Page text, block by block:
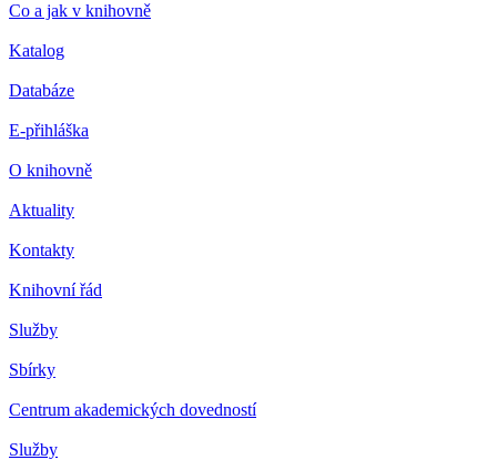
Co a jak v knihovně
Katalog
Databáze
E-přihláška
O knihovně
Aktuality
Kontakty
Knihovní řád
Služby
Sbírky
Centrum akademických dovedností
Služby